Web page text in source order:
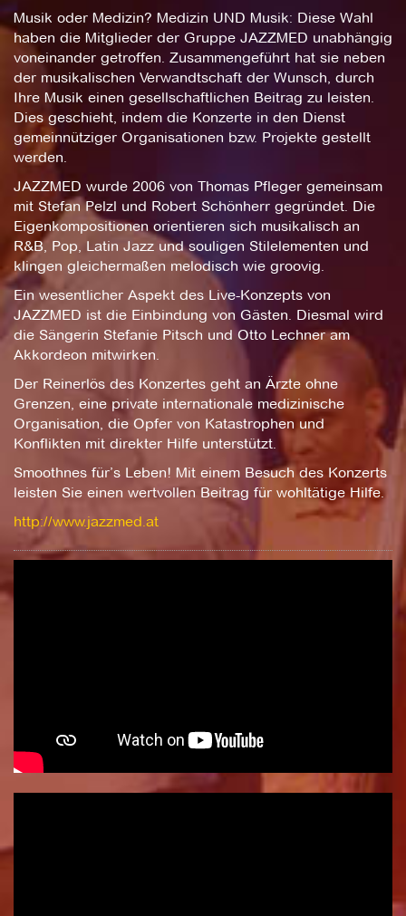
Musik oder Medizin? Medizin UND Musik: Diese Wahl
haben die Mitglieder der Gruppe JAZZMED unabhängig
voneinander getroffen. Zusammengeführt hat sie neben
der musikalischen Verwandtschaft der Wunsch, durch
Ihre Musik einen gesellschaftlichen Beitrag zu leisten.
Dies geschieht, indem die Konzerte in den Dienst
gemeinnütziger Organisationen bzw. Projekte gestellt
werden.
JAZZMED wurde 2006 von Thomas Pfleger gemeinsam
mit Stefan Pelzl und Robert Schönherr gegründet. Die
Eigenkompositionen orientieren sich musikalisch an
R&B, Pop, Latin Jazz und souligen Stilelementen und
klingen gleichermaßen melodisch wie groovig.
Ein wesentlicher Aspekt des Live-Konzepts von
JAZZMED ist die Einbindung von Gästen. Diesmal wird
die Sängerin Stefanie Pitsch und Otto Lechner am
Akkordeon mitwirken.
Der Reinerlös des Konzertes geht an Ärzte ohne
Grenzen, eine private internationale medizinische
Organisation, die Opfer von Katastrophen und
Konflikten mit direkter Hilfe unterstützt.
Smoothnes für’s Leben! Mit einem Besuch des Konzerts
leisten Sie einen wertvollen Beitrag für wohltätige Hilfe.
http://www.jazzmed.at